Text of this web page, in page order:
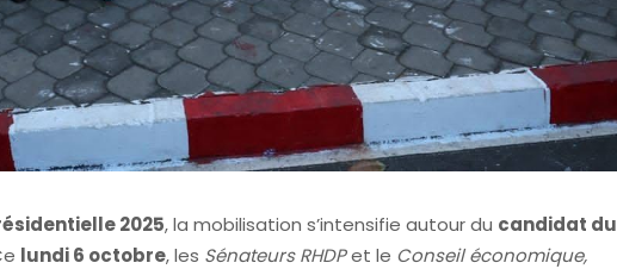
2025, la mobilisation s’intensifie autour du candidat du
lundi 6 octobre, les Sénateurs RHDPet le Conseil économique,